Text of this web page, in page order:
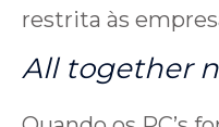
restrita às
All together